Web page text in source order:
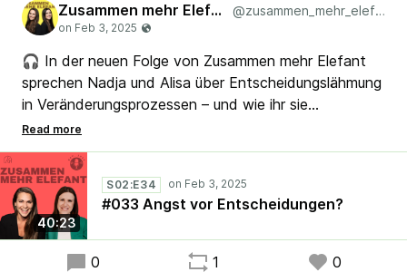
Zusammen mehr Elefant @zusammen_mehr_elefant
🎧 In der neuen Folge von Zusammen mehr Elefant
sprechen Nadja und Alisa über Entscheidungslähmung
in Veränderungsprozessen – und wie ihr sie
überwinden könnt. 💡 Welche Strategien helfen,
wenn wichtige Entscheidungen aufgeschoben
werden? Hört rein und sichert euch wertvolle Tipps
für euren Veränderungsalltag! 🎧
40:23
S02:E34
#033 Angst vor Entscheidungen?
0 1 0